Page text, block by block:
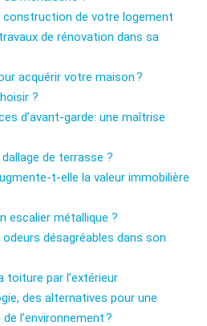
construction de votre logement
de rénovation dans sa
acquérir votre maison ?
?
d’avant-garde: une maîtrise
de terrasse ?
t-elle la valeur immobilière
escalier métallique ?
désagréables dans son
toiture par l’extérieur
des alternatives pour une
l’environnement ?